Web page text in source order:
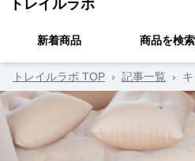
トレイルラボ
新着商品 商品を検索
トレイルラボ TOP › 記事一覧 ›